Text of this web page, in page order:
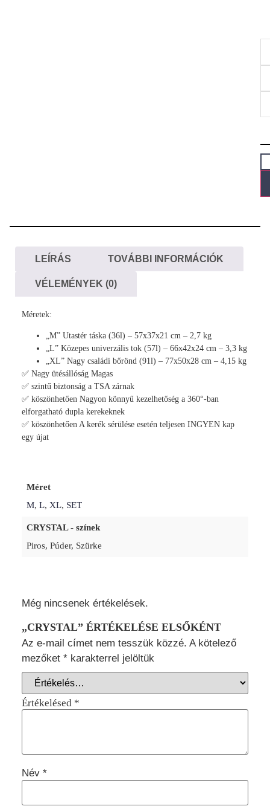
LEÍRÁS TOVÁBBI INFORMÁCIÓK
VÉLEMÉNYEK (0)
Méretek:
„M” Utastér táska (36l) – 57x37x21 cm – 2,7 kg
„L” Közepes univerzális tok (57l) – 66x42x24 cm – 3,3 kg
„XL” Nagy családi bőrönd (91l) – 77x50x28 cm – 4,15 kg
✅ Nagy ütésállóság Magas
✅ szintű biztonság a TSA zárnak
✅ köszönhetően Nagyon könnyű kezelhetőség a 360°-ban
elforgatható dupla kerekeknek
✅ köszönhetően A kerék sérülése esetén teljesen INGYEN kap
egy újat
Méret
M, L, XL, SET
CRYSTAL - színek
Piros, Púder, Szürke
Még nincsenek értékelések.
„CRYSTAL” ÉRTÉKELÉSE ELSŐKÉNT
Az e-mail címet nem tesszük közzé. A kötelező
mezőket * karakterrel jelöltük
Értékelésed *
Név *